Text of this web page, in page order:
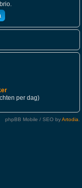
per dag)
phpBB Mobile / SEO byArtodia